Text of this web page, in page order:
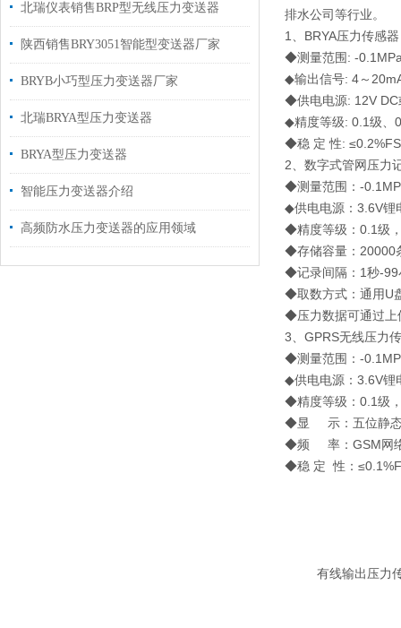
北瑞仪表销售BRP型无线压力变送器
陕西销售BRY3051智能型变送器厂家
BRYB小巧型压力变送器厂家
北瑞BRYA型压力变送器
BRYA型压力变送器
智能压力变送器介绍
高频防水压力变送器的应用领域
排水公司等行业。
1、BRYA压力传感器
◆测量范围: -
◆输出信号: 4～
◆供电电源: 12V DC
◆精度等级: 0.1级、
◆稳 定 性:
2、数字式管网压力
◆测量范围：-
◆供电电源：3.6V锂
◆精度等级：0.1级
◆存储容量：20000
◆记录间隔：1秒-99
◆取数方式：通用U
◆压力数据可通过上
3、GPRS无线压力
◆测量范围：-
◆供电电源：3.6V锂
◆精度等级：0.1级
◆显 示：五位静态
◆频 率：GSM网
◆稳 定 性：
有线输出压力